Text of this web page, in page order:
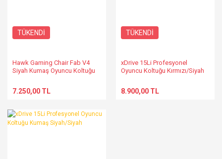
TÜKENDİ
Hawk Gaming Chair Fab V4
Siyah Kumaş Oyuncu Koltuğu
7.250,00 TL
TÜKENDİ
xDrive 15Li Profesyonel
Oyuncu Koltuğu Kırmızı/Siyah
8.900,00 TL